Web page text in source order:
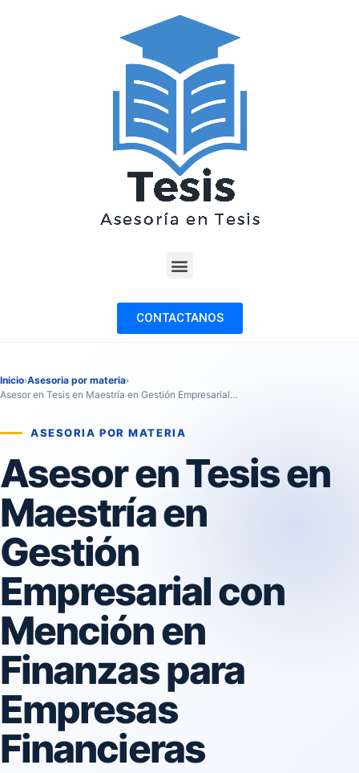
CONTACTANOS
Inicio›Asesoria por materia›
Asesor en Tesis en Maestría en Gestión Empresarial…
ASESORIA POR MATERIA
Asesor en Tesis en
Maestría en
Gestión
Empresarial con
Mención en
Finanzas para
Empresas
Financieras